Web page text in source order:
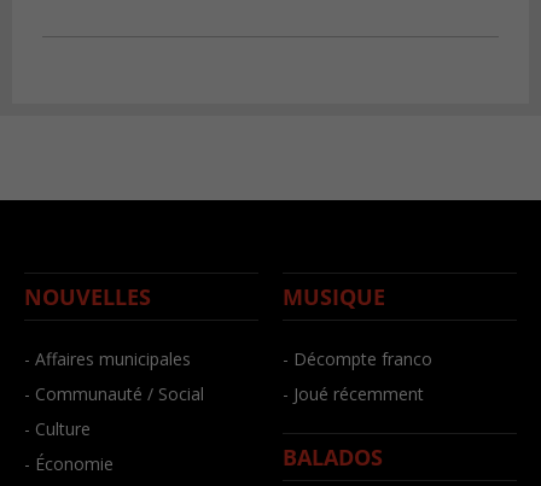
NOUVELLES
- Affaires municipales
- Communauté / Social
- Culture
- Économie
MUSIQUE
- Décompte franco
- Joué récemment
BALADOS